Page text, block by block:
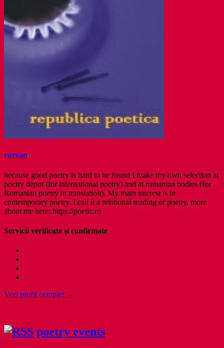
razvan
because good poetry is hard to be found I make my own selection at
poetry depot (for international poetry) and at romanian bodies (for
Romanian poetry in translation). My main interest is in
contemporary poetry. I call it a relational reading of poetry. more
about me here: https://poetic.ro
Servicii verificate și confirmate
Vezi profil complet →
poetry events